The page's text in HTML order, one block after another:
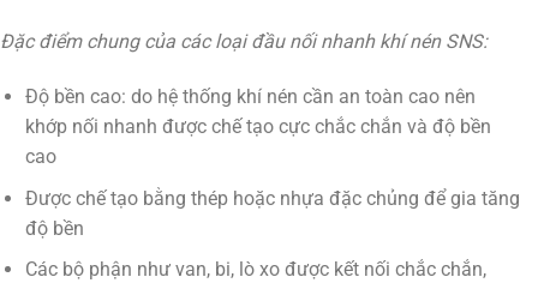
Đặc điểm chung của các loại đầu nối nhanh khí nén SNS:
Độ bền cao: do hệ thống khí nén cần an toàn cao nên
khớp nối nhanh được chế tạo cực chắc chắn và độ bền
cao
Được chế tạo bằng thép hoặc nhựa đặc chủng để gia tăng
độ bền
Các bộ phận như van, bi, lò xo được kết nối chắc chắn,